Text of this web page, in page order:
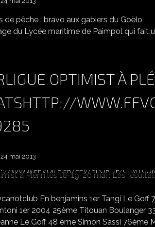
du Lycée maritime de Paimpol qui fait
OPTIMIST À
24 mai 2013À PLÉRIN LES 18-19-20 MAI : LES
WWW.FFVOILE.FR/FFV/SPORTIF/
En benjamins 1er Tangi Le Goff
1er 2004 25ème Titouan Boulanger
Le Goff 48 ème Simon Sassi